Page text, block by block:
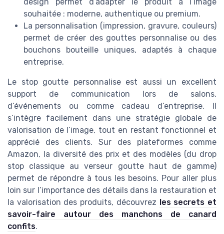
souhaitée : moderne, authentique ou premium.
La personnalisation (impression, gravure, couleurs)
permet de créer des gouttes personnalise ou des
bouchons bouteille uniques, adaptés à chaque
entreprise.
Le stop goutte personnalise est aussi un excellent
support de communication lors de salons,
d’événements ou comme cadeau d’entreprise. Il
s’intègre facilement dans une stratégie globale de
valorisation de l’image, tout en restant fonctionnel et
apprécié des clients. Sur des plateformes comme
Amazon, la diversité des prix et des modèles (du drop
stop classique au verseur goutte haut de gamme)
permet de répondre à tous les besoins. Pour aller plus
loin sur l’importance des détails dans la restauration et
la valorisation des produits, découvrez les secrets et
savoir-faire autour des manchons de canard
confits.